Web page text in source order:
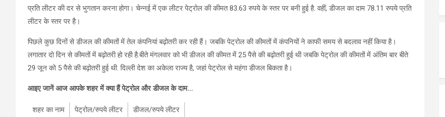
प्रति लीटर की दर से भुगतान करना होगा। चेन्नई में एक लीटर पेट्रोल की कीमत 83.63 रुपये के स्तर पर बनी हुई है. वहीं, डीजल का दाम 78.11 रुपये प्रति
लीटर के स्तर पर है।
पिछले कुछ दिनों से डीजल की कीमतों में तेल कंपनियां बढ़ोतरी कर रही हैं। जबकि पेट्रोल की कीमतों में कंपनियों ने काफी समय से बदलाव नहीं किया है।
लगातार दो दिन से कीमतों में बढ़ोतरी हो रही है.बीते मंगलवार को भी डीजल की कीमत में 25 पैसे की बढ़ोतरी हुई थी जबकि पेट्रोल की कीमतों में अंतिम बार बीते
29 जून को 5 पैसे की बढ़ोतरी हुई थी. दिल्ली देश का अकेला राज्य है, जहां पेट्रोल से महंगा डीजल बिकता है।
आइए जानें आज आपके शहर में क्या हैं पेट्रोल और डीजल के दाम…
शहर का नाम पेट्रोल/रुपये लीटर
डीजल/रुपये लीटर